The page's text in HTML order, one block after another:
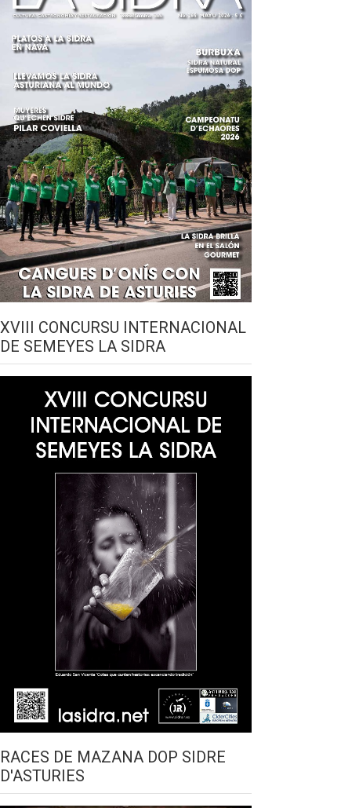
XVIII CONCURSU INTERNACIONAL
DE SEMEYES LA SIDRA
RACES DE MAZANA DOP SIDRE
D'ASTURIES